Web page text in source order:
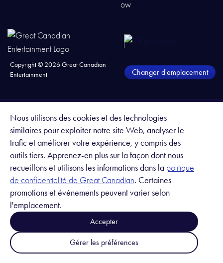
Copyright © 2026Great Canadian
Entertainment
Changer d'emplacement
Nous utilisons des cookies et des technologies
similaires pour exploiter notre site Web, analyser le
trafic et améliorer votre expérience, y compris des
outils tiers. Apprenez-en plus sur la façon dont nous
recueillons et utilisons les informations dans la politique
de confidentialité de Great Canadian. Certaines
promotions et événements peuvent varier selon
l'emplacement.
Accepter
Gérer les préférences